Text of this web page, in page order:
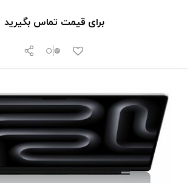
برای قیمت تماس بگیرید